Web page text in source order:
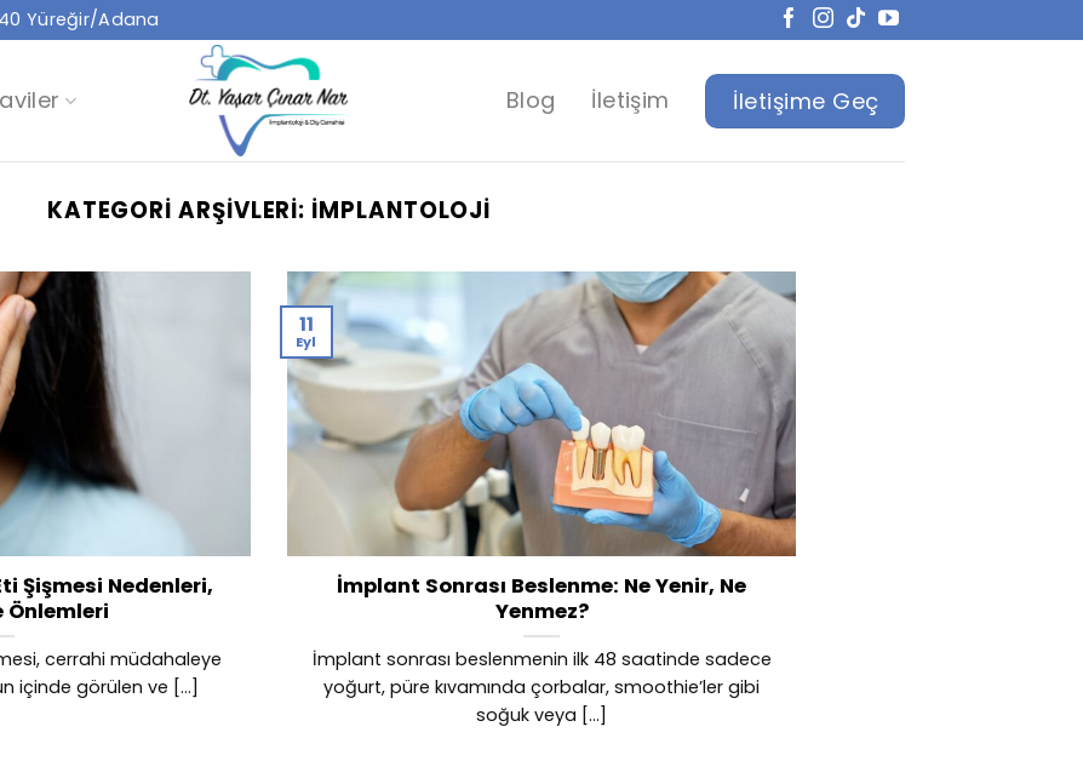
Yüreğir/Adana
Blog İletişim İletişime Geç
KATEGORI ARŞIVLERI: İMPLANTOLOJI
Şişmesi Nedenleri,
Önlemleri
cerrahi müdahaleye
içinde görülen ve [...]
İmplant Sonrası Beslenme: Ne Yenir, Ne
Yenmez?
İmplant sonrası beslenmenin ilk 48 saatinde sadece
yoğurt, püre kıvamında çorbalar, smoothie’ler gibi
soğuk veya [...]
11
Eyl